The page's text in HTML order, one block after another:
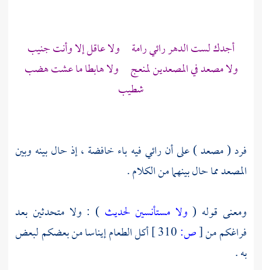
أجدك لست الدهر رائي رامة ولا عاقل إلا وأنت جنيب
ولا مصعد في المصعدين لمنعج ولا هابطا ما عشت هضب
شطيب
فرد ( مصعد ) على أن رائي فيه باء خافضة ، إذ حال بينه وبين
المصعد مما حال بينهما من الكلام .
ومعنى قوله ( ولا مستأنسين لحديث) : ولا متحدثين بعد
فراغكم من[ص:
أكل الطعام إيناسا من بعضكم لبعض
به .